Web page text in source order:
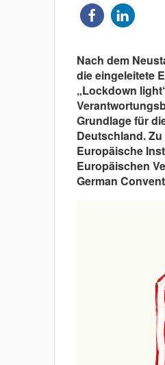
Nach dem
die eingeleitete
„Lockdown
Grundlage für
Deutschland.
Europäische
Europäischen
German